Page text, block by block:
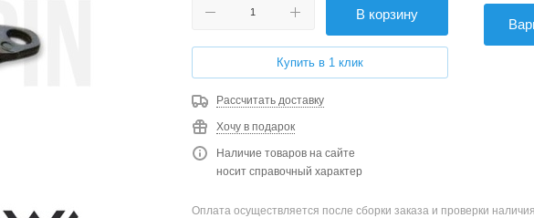
В корзину
Купить в 1 клик
Рассчитать доставку
Хочу в подарок
Наличие товаров на сайте
носит справочный характер
Оплата осуществляется после сборки заказа и проверки